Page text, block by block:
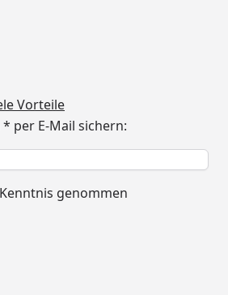
Vorteile
* per E-Mail sichern:
genommen